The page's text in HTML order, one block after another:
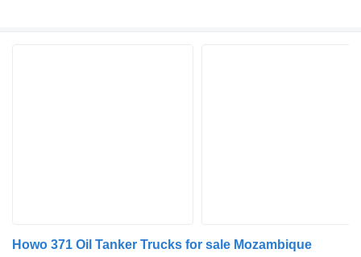
Howo 371 Oil Tanker Trucks for sale Mozambique